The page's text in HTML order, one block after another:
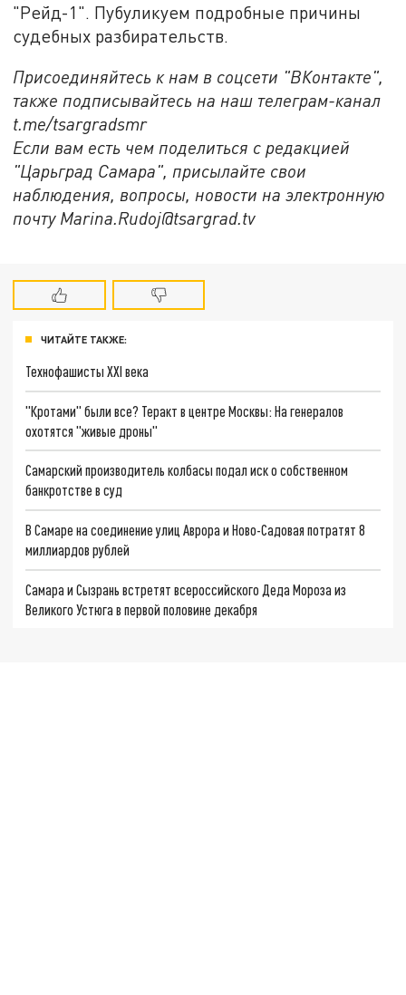
"Рейд-1". Пубуликуем подробные причины
судебных разбирательств.
Присоединяйтесь к нам в соцсети "ВКонтакте",
также подписывайтесь на наш телеграм-канал
t.me/tsargradsmr
Если вам есть чем поделиться с редакцией
"Царьград Самара", присылайте свои
наблюдения, вопросы, новости на электронную
почту Marina.Rudoj@tsargrad.tv
ЧИТАЙТЕ ТАКЖЕ:
Технофашисты XXI века
"Кротами" были все? Теракт в центре Москвы: На генералов
охотятся "живые дроны"
Самарский производитель колбасы подал иск о собственном
банкротстве в суд
В Самаре на соединение улиц Аврора и Ново-Садовая потратят 8
миллиардов рублей
Самара и Сызрань встретят всероссийского Деда Мороза из
Великого Устюга в первой половине декабря